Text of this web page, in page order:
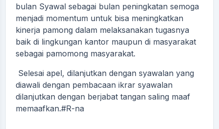
bulan Syawal sebagai bulan peningkatan semoga
menjadi momentum untuk bisa meningkatkan
kinerja pamong dalam melaksanakan tugasnya
baik di lingkungan kantor maupun di masyarakat
sebagai pamomong masyarakat.
Selesai apel, dilanjutkan dengan syawalan yang
diawali dengan pembacaan ikrar syawalan
dilanjutkan dengan berjabat tangan saling maaf
memaafkan.#R-na